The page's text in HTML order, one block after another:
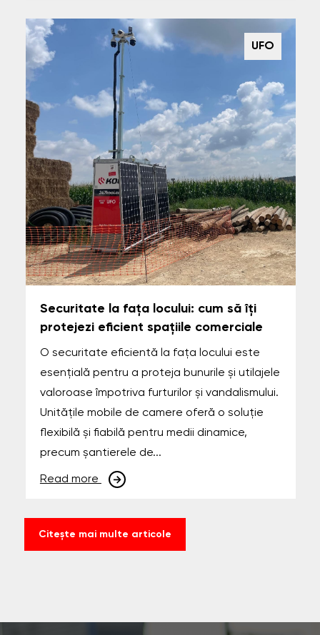
UFO
Securitate la fața locului: cum să îți
protejezi eficient spațiile comerciale
O securitate eficientă la fața locului este
esențială pentru a proteja bunurile și utilajele
valoroase împotriva furturilor și vandalismului.
Unitățile mobile de camere oferă o soluție
flexibilă și fiabilă pentru medii dinamice,
precum șantierele de...
Read more
Citește mai multe articole